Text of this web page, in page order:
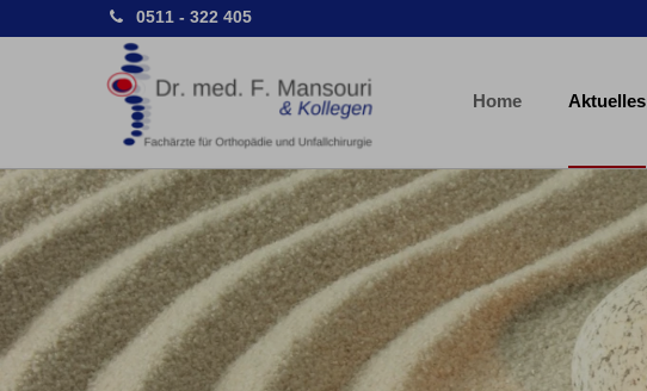
0511 - 322 405
Home Aktuelles